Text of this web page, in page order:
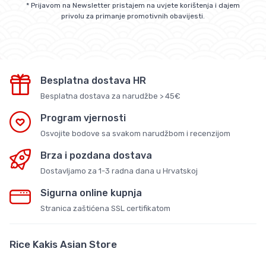
* Prijavom na Newsletter pristajem na uvjete korištenja i dajem
privolu za primanje promotivnih obavijesti.
Besplatna dostava HR
Besplatna dostava za narudžbe > 45€
Program vjernosti
Osvojite bodove sa svakom narudžbom i recenzijom
Brza i pozdana dostava
Dostavljamo za 1-3 radna dana u Hrvatskoj
Sigurna online kupnja
Stranica zaštićena SSL certifikatom
Rice Kakis Asian Store